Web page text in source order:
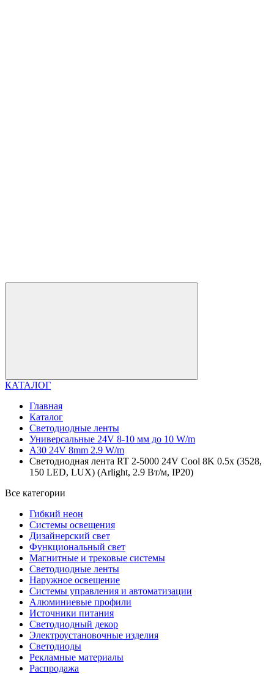
КАТАЛОГ
Главная
Каталог
Светодиодные ленты
Универсальные 24V 8-10 мм до 10 W/m
A30 24V 8mm 2.9 W/m
Светодиодная лента RT 2-5000 24V Cool 8K 0.5x (3528,
150 LED, LUX) (Arlight, 2.9 Вт/м, IP20)
Все категории
Гибкий неон
Системы освещения
Дизайнерский свет
Функциональный свет
Магнитные и трековые системы
Светодиодные ленты
Наружное освещение
Системы управления и автоматизации
Алюминиевые профили
Источники питания
Светодиодный декор
Электроустановочные изделия
Светодиоды
Рекламные материалы
Распродажа